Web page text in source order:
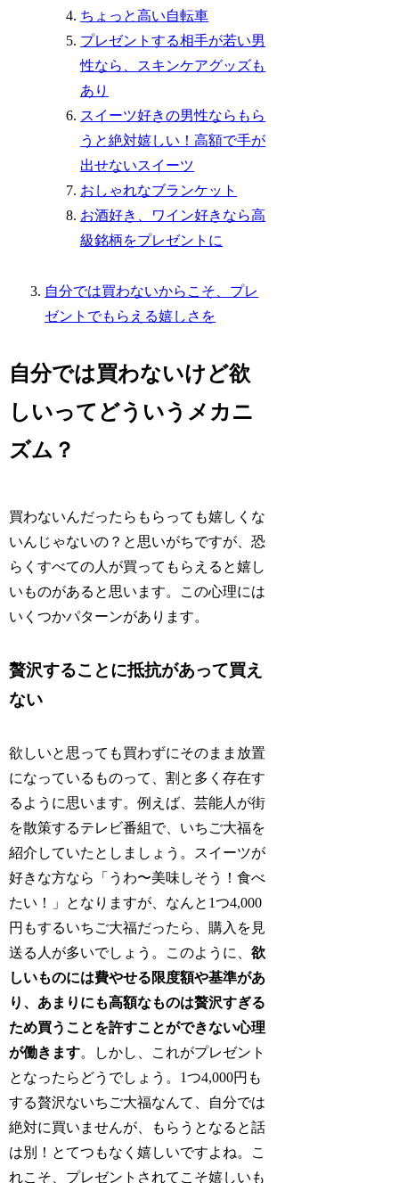
ちょっと高い自転車
プレゼントする相手が若い男
性なら、スキンケアグッズも
あり
スイーツ好きの男性ならもら
うと絶対嬉しい！高額で手が
出せないスイーツ
おしゃれなブランケット
お酒好き、ワイン好きなら高
級銘柄をプレゼントに
自分では買わないからこそ、プレ
ゼントでもらえる嬉しさを
自分では買わないけど欲
しいってどういうメカニ
ズム？
買わないんだったらもらっても嬉しくな
いんじゃないの？と思いがちですが、恐
らくすべての人が買ってもらえると嬉し
いものがあると思います。この心理には
いくつかパターンがあります。
贅沢することに抵抗があって買え
ない
欲しいと思っても買わずにそのまま放置
になっているものって、割と多く存在す
るように思います。例えば、芸能人が街
を散策するテレビ番組で、いちご大福を
紹介していたとしましょう。スイーツが
好きな方なら「うわ〜美味しそう！食べ
たい！」となりますが、なんと1つ4,000
円もするいちご大福だったら、購入を見
送る人が多いでしょう。このように、欲
しいものには費やせる限度額や基準があ
り、あまりにも高額なものは贅沢すぎる
ため買うことを許すことができない心理
が働きます。しかし、これがプレゼント
となったらどうでしょう。1つ4,000円も
する贅沢ないちご大福なんて、自分では
絶対に買いませんが、もらうとなると話
は別！とてつもなく嬉しいですよね。こ
れこそ、プレゼントされてこそ嬉しいも